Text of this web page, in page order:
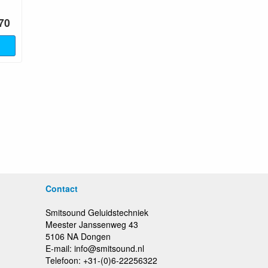
Contact
Smitsound Geluidstechniek
Meester Janssenweg 43
5106 NA Dongen
E-mail: info@smitsound.nl
Telefoon: +31-(0)6-22256322